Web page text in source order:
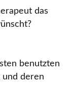
das
benutzten
und deren